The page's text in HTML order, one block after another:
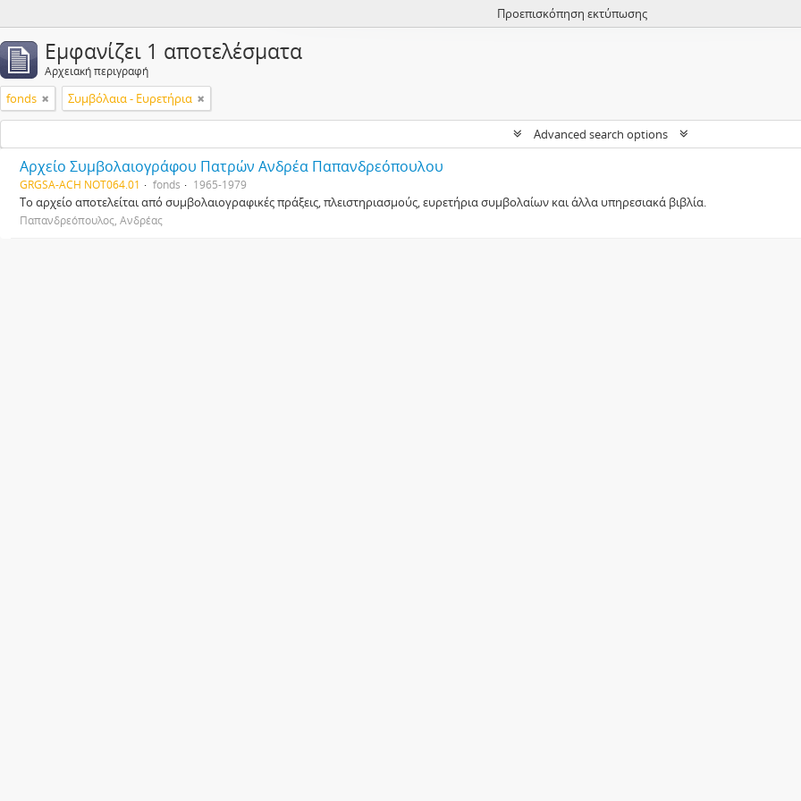
Προεπισκόπηση εκτύπωσης
Εμφανίζει 1 αποτελέσματα
Αρχειακή περιγραφή
fonds Συμβόλαια - Ευρετήρια
Advanced search options
Αρχείο Συμβολαιογράφου Πατρών Ανδρέα Παπανδρεόπουλου
GRGSA-ACH NOT064.01 fonds 1965-1979
Το αρχείο αποτελείται από συμβολαιογραφικές πράξεις, πλειστηριασμούς, ευρετήρια συμβολαίων και άλλα υπηρεσιακά βιβλία.
Παπανδρεόπουλος, Ανδρέας